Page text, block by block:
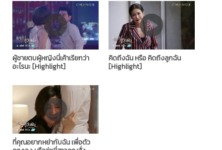
ผู้ชายตบผู้หญิงนี่เค้าเรียกว่า
อะไรนะ [Highlight]
คิดถึงฉัน หรือ คิดถึงลูกฉัน
[Highlight]
ที่คุณอยากหย่ากับฉัน เพื่อตัว